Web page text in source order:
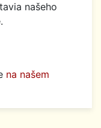
našeho
na našem